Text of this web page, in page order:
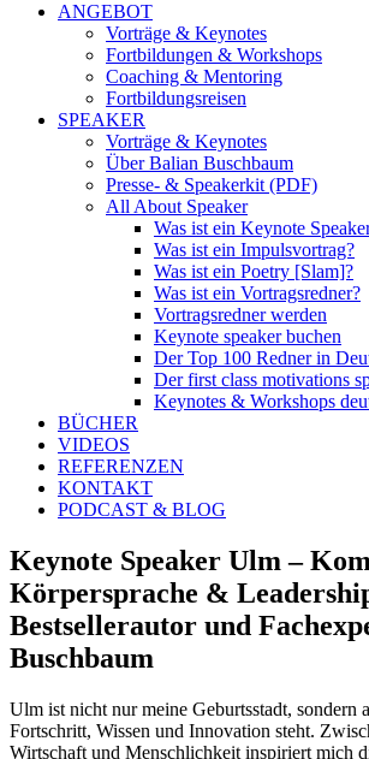
ANGEBOT
Vorträge & Keynotes
Fortbildungen & Workshops
Coaching & Mentoring
Fortbildungsreisen
SPEAKER
Vorträge & Keynotes
Über Balian Buschbaum
Presse- & Speakerkit (PDF)
All About Speaker
Was ist ein Keynote
Was ist ein Impulsvortrag?
Was ist ein Poetry [Slam]?
Was ist ein Vortragsredner?
Vortragsredner werden
Keynote speaker buchen
Der Top 100 Redner in
Der first class motivations
Keynotes & Workshops
BÜCHER
VIDEOS
REFERENZEN
KONTAKT
PODCAST & BLOG
Keynote Speaker Ulm –
Körpersprache &
Bestsellerautor und
Buschbaum
Ulm ist nicht nur meine Geburtsstadt, sondern
Fortschritt, Wissen und Innovation steht.
Wirtschaft und Menschlichkeit inspiriert mich